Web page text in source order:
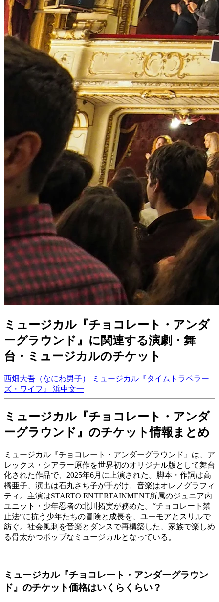
ミュージカル『チョコレート・アンダ
ーグラウンド』に関連する演劇・舞
台・ミュージカルのチケット
西畑大吾（なにわ男子）
ミュージカル『タイムトラベラー
ズ・ワイフ』 浜中文一
ミュージカル『チョコレート・アンダ
ーグラウンド』のチケット情報まとめ
ミュージカル『チョコレート・アンダーグラウンド』は、ア
レックス・シアラー原作を世界初のオリジナル版として舞台
化された作品で、2025年6月に上演された。脚本・作詞は高
橋亜子、演出は石丸さち子が手がけ、音楽はオレノグラフィ
ティ。主演はSTARTO ENTERTAINMENT所属のジュニア内
ユニット・少年忍者の北川拓実が務めた。“チョコレート禁
止法”に抗う少年たちの冒険と成長を、ユーモアとスリルで
紡ぐ。社会風刺を音楽とダンスで再構築した、家族で楽しめ
る骨太かつポップなミュージカルとなっている。
ミュージカル『チョコレート・アンダーグラウン
ド』のチケット価格はいくらくらい？